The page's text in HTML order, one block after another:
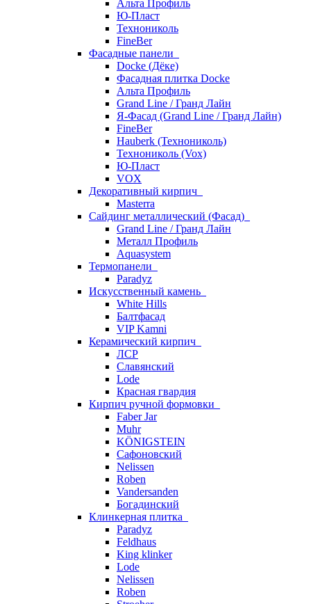
Альта Профиль
Ю-Пласт
Технониколь
FineBer
Фасадные панели
Docke (Дёке)
Фасадная плитка Docke
Альта Профиль
Grand Line / Гранд Лайн
Я-Фасад (Grand Line / Гранд Лайн)
FineBer
Hauberk (Технониколь)
Технониколь (Vox)
Ю-Пласт
VOX
Декоративный кирпич
Masterra
Сайдинг металлический (Фасад)
Grand Line / Гранд Лайн
Металл Профиль
Aquasystem
Термопанели
Paradyz
Искусственный камень
White Hills
Балтфасад
VIP Kamni
Керамический кирпич
ЛСР
Славянский
Lode
Красная гвардия
Кирпич ручной формовки
Faber Jar
Muhr
KÖNIGSTEIN
Сафоновский
Nelissen
Roben
Vandersanden
Богадинский
Клинкерная плитка
Paradyz
Feldhaus
King klinker
Lode
Nelissen
Roben